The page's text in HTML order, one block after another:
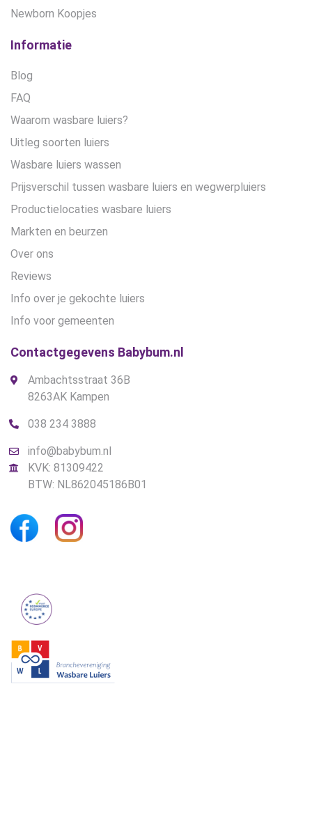
Newborn Koopjes
Informatie
Blog
FAQ
Waarom wasbare luiers?
Uitleg soorten luiers
Wasbare luiers wassen
Prijsverschil tussen wasbare luiers en wegwerpluiers
Productielocaties wasbare luiers
Markten en beurzen
Over ons
Reviews
Info over je gekochte luiers
Info voor gemeenten
Contactgegevens Babybum.nl
Ambachtsstraat 36B
8263AK Kampen
038 234 3888
info@babybum.nl
KVK: 81309422
BTW: NL862045186B01